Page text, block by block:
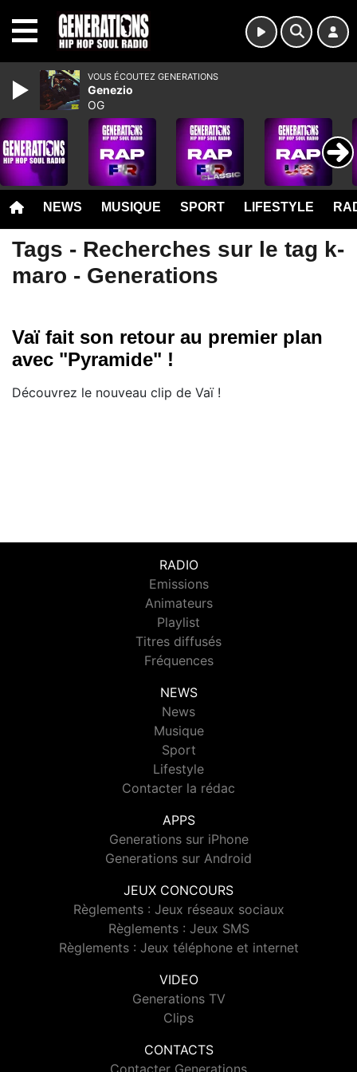
NEWS MUSIQUE SPORT LIFESTYLE
Tags - Recherches sur le tag k-
maro - Generations
Vaï fait son retour au premier plan
avec "Pyramide" !
Découvrez le nouveau clip de Vaï !
RADIO
Emissions
Animateurs
Playlist
Titres diffusés
Fréquences
NEWS
News
Musique
Sport
Lifestyle
Contacter la rédac
APPS
Generations sur iPhone
Generations sur Android
JEUX CONCOURS
Règlements : Jeux réseaux sociaux
Règlements : Jeux SMS
Règlements : Jeux téléphone et internet
VIDEO
Generations TV
Clips
CONTACTS
VOUS ÉCOUTEZ GENERATIONS
Genezio
OG